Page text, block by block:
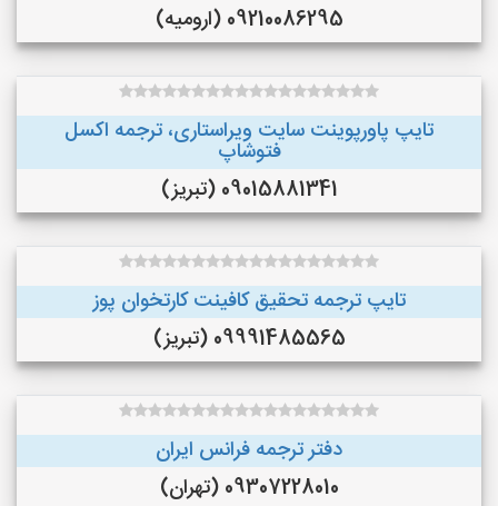
09210086295 (ارومیه)
تایپ پاورپوینت سایت ویراستاری، ترجمه اکسل
فتوشاپ
09015881341 (تبریز)
تایپ ترجمه تحقیق کافینت کارتخوان پوز
09991485565 (تبریز)
دفتر ترجمه فرانس ایران
09307228010 (تهران)